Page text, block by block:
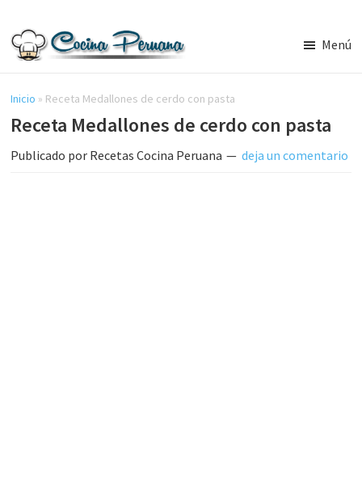
contenido
lateral
principal
Cocina
Peruana,
Recetas
de
Comida
Menú
Inicio » Receta Medallones de cerdo con pasta
Receta Medallones de cerdo con pasta
Publicado por Recetas Cocina Peruana deja un comentario